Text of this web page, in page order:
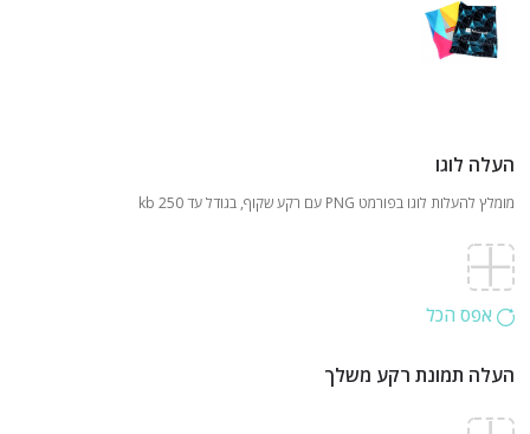
העלה לוגו
מומלץ להעלות לוגו בפורמט PNG עם רקע שקוף, בגודל עד 250 kb
אפס הכל
העלה תמונת רקע משלך